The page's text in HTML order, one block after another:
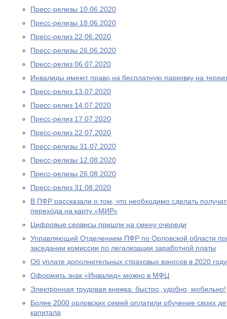
Пресс-релизы 10.06.2020
Пресс-релизы 18.06.2020
Пресс-релиз 22.06.2020
Пресс-релизы 26.06.2020
Пресс-релиз 06.07.2020
Инвалиды имеют право на бесплатную парковку на
Пресс-релиз 13.07.2020
Пресс-релиз 14.07.2020
Пресс-релиз 17.07.2020
Пресс-релиз 22.07.2020
Пресс-релизы 31.07.2020
Пресс-релизы 12.08.2020
Пресс-релизы 26.08.2020
Пресс-релиз 31.08.2020
В ПФР рассказали о том, что необходимо сделать
перехода на карту «МИР»
Цифровые сервисы пришли на смену очереди
Управляющий Отделением ПФР по Орловской области
заседании комиссии по легализации заработной платы
Об уплате дополнительных страховых взносов в 2020 году
Оформить знак «Инвалид» можно в МФЦ
Электронная трудовая книжка: быстро, удобно, мобильно!
Более 2000 орловских семей оплатили обучение своих
капитала